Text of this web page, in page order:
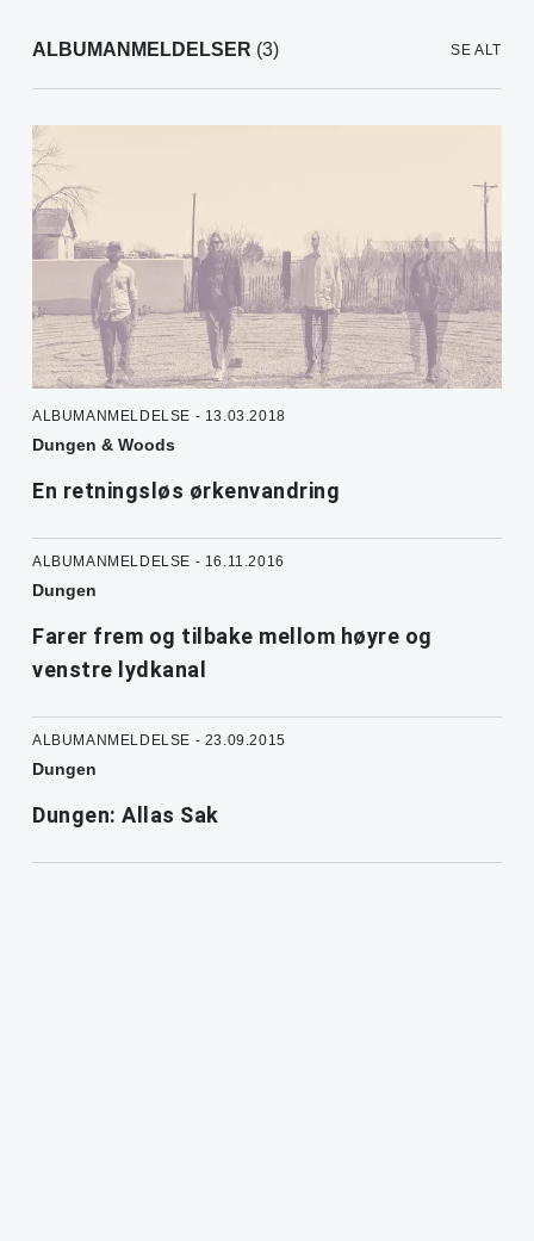
ALBUMANMELDELSER (3) SE ALT
ALBUMANMELDELSE - 13.03.2018
Dungen & Woods
En retningsløs ørkenvandring
ALBUMANMELDELSE - 16.11.2016
Dungen
Farer frem og tilbake mellom høyre og
venstre lydkanal
ALBUMANMELDELSE - 23.09.2015
Dungen
Dungen: Allas Sak